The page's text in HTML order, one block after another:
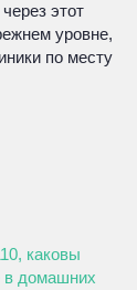
этот
уровне,
по месту
каковы
в домашних